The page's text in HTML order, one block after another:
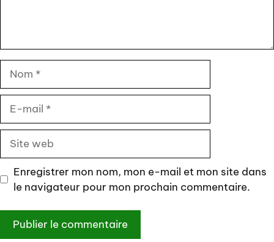
mail
Site
web
Enregistrer mon nom, mon e-mail et mon site dans
le navigateur pour mon prochain commentaire.